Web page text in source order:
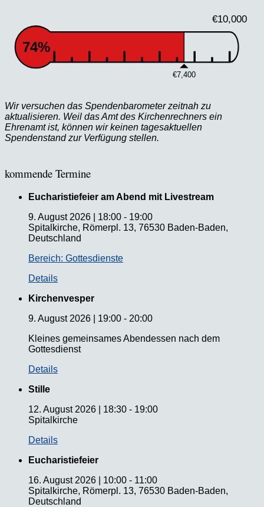
€10,000
€7,400
74%
Wir versuchen das Spendenbarometer zeitnah zu
aktualisieren. Weil das Amt des Kirchenrechners ein
Ehrenamt ist, können wir keinen tagesaktuellen
Spendenstand zur Verfügung stellen.
kommende Termine
Eucharistiefeier am Abend mit Livestream
9. August 2026
18:00 - 19:00
Spitalkirche, Römerpl. 13, 76530 Baden-Baden,
Deutschland
Bereich: Gottesdienste
Details
Kirchenvesper
9. August 2026
19:00 - 20:00
Kleines gemeinsames Abendessen nach dem
Gottesdienst
Details
Stille
12. August 2026
18:30 - 19:00
Spitalkirche
Details
Eucharistiefeier
16. August 2026
10:00 - 11:00
Spitalkirche, Römerpl. 13, 76530 Baden-Baden,
Deutschland